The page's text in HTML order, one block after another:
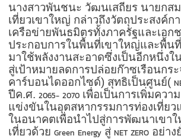
นางสาวพันชนะ วัฒนเสถียร นายกส
เที่ยวเขาใหญ่ กล่าวถึงวัตถุประสงค์ก
เครือข่ายพันธมิตรทั้งภาครัฐและเอก
ประกอบการในพื้นที่เขาใหญ่และพื้น
มาใช้พลังงานสะอาดซึ่งเป็นอีกหนึ่งใ
สู่เป้าหมายลดการปล่อยก๊าซเรือนกร
คาร์บอนไดออกไซด์) สุทธิเป็นศูนย์(
ปีค.ศ. 2065- 2070 เพื่อเป็นการเพิ่มควา
แข่งขันในอุตสหากรรมการท่องเที่ยว
ในอนาคตเพื่อนำไปสู่การพัฒนาเขาใ
เที่ยวด้วยGreen Energy สู่NET ZERO อย่าง